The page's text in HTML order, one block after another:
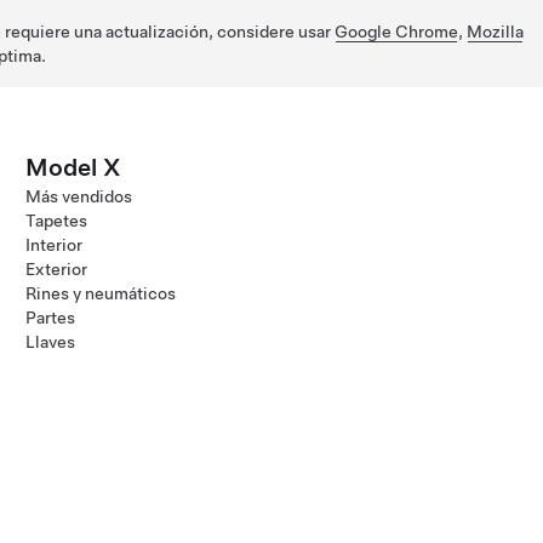
una actualización, considere usar Google Chrome, Mozilla
Model X
Más vendidos
Tapetes
Interior
Exterior
Rines y neumáticos
Partes
Llaves